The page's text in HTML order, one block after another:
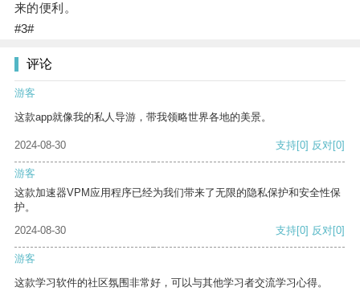
来的便利。
#3#
评论
游客
这款app就像我的私人导游，带我领略世界各地的美景。
2024-08-30 支持[0] 反对[0]
游客
这款加速器VPM应用程序已经为我们带来了无限的隐私保护和安全性保
护。
2024-08-30
支持[0] 反对[0]
游客
这款学习软件的社区氛围非常好，可以与其他学习者交流学习心得。